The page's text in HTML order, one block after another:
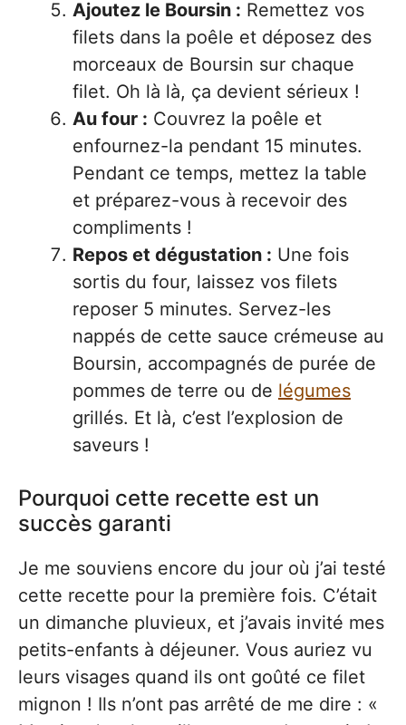
Ajoutez le Boursin : Remettez vos
filets dans la poêle et déposez des
morceaux de Boursin sur chaque
filet. Oh là là, ça devient sérieux !
Au four : Couvrez la poêle et
enfournez-la pendant 15 minutes.
Pendant ce temps, mettez la table
et préparez-vous à recevoir des
compliments !
Repos et dégustation : Une fois
sortis du four, laissez vos filets
reposer 5 minutes. Servez-les
nappés de cette sauce crémeuse au
Boursin, accompagnés de purée de
pommes de terre ou de légumes
grillés. Et là, c’est l’explosion de
saveurs !
Pourquoi cette recette est un
succès garanti
Je me souviens encore du jour où j’ai testé
cette recette pour la première fois. C’était
un dimanche pluvieux, et j’avais invité mes
petits-enfants à déjeuner. Vous auriez vu
leurs visages quand ils ont goûté ce filet
mignon ! Ils n’ont pas arrêté de me dire : «